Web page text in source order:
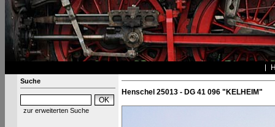
Suche
zur erweiterten Suche
Henschel 25013 - DG 41 096 "KELHEIM"